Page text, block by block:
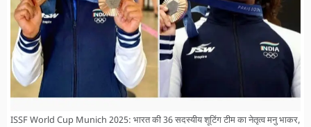
ISSF World Cup Munich 2025: भारत की 36 सदस्यीय शूटिंग टीम का नेतृत्व मनु भाकर,